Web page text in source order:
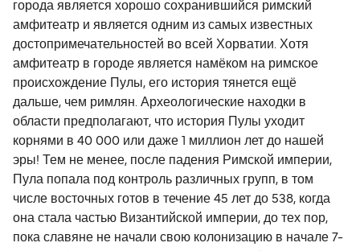
города является хорошо сохранившийся римский
амфитеатр и является одним из самых известных
достопримечательностей во всей Хорватии. Хотя
амфитеатр в городе является намёком на римское
происхождение Пулы, его история тянется ещё
дальше, чем римлян. Археологические находки в
области предполагают, что история Пулы уходит
корнями в 40 000 или даже 1 миллион лет до нашей
эры! Тем не менее, после падения Римской империи,
Пула попала под контроль различных групп, в том
числе восточных готов в течение 45 лет до 538, когда
она стала частью Византийской империи, до тех пор,
пока славяне не начали свою колонизацию в начале 7-